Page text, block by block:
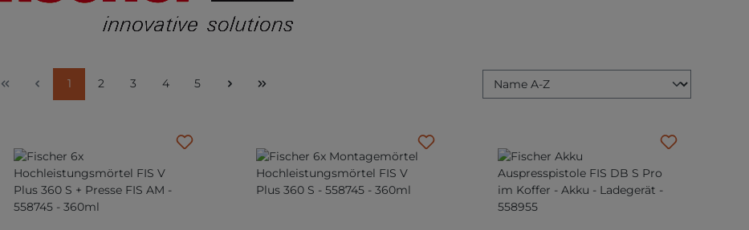
Seite
1 Seite
2 Seite
3 Seite
4 Seite
5